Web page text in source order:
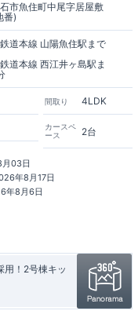
市魚住町中尾字居屋敷
番)
道本線 山陽魚住駅まで
道本線 西江井ヶ島駅ま
間取り 4LDK
カースペ
ース
2台
03日
年8月17日
年8月6日
！2号棟キッ